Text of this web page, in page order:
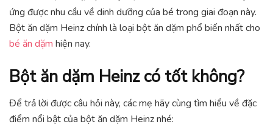
ứng được nhu cầu về dinh dưỡng của bé trong giai đoạn này.
Bột ăn dặm Heinz chính là loại bột ăn dặm phổ biến nhất cho
bé ăn dặm hiện nay.
Bột ăn dặm Heinz có tốt không?
Để trả lời được câu hỏi này, các mẹ hãy cùng tìm hiểu về đặc
điểm nổi bật của bột ăn dặm Heinz nhé: